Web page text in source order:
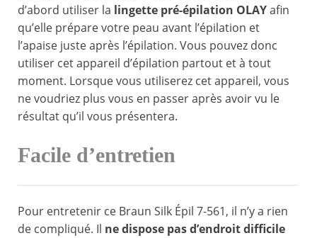
d’abord utiliser la lingette pré-épilation OLAYafin
qu’elle prépare votre peau avant l’épilation et
l’apaise juste après l’épilation. Vous pouvez donc
utiliser cet appareil d’épilation partout et à tout
moment. Lorsque vous utiliserez cet appareil, vous
ne voudriez plus vous en passer après avoir vu le
résultat qu’il vous présentera.
Facile d’entretien
Pour entretenir ce Braun Silk Épil 7-561, il n’y a rien
de compliqué. Il ne dispose pas d’endroit difficile